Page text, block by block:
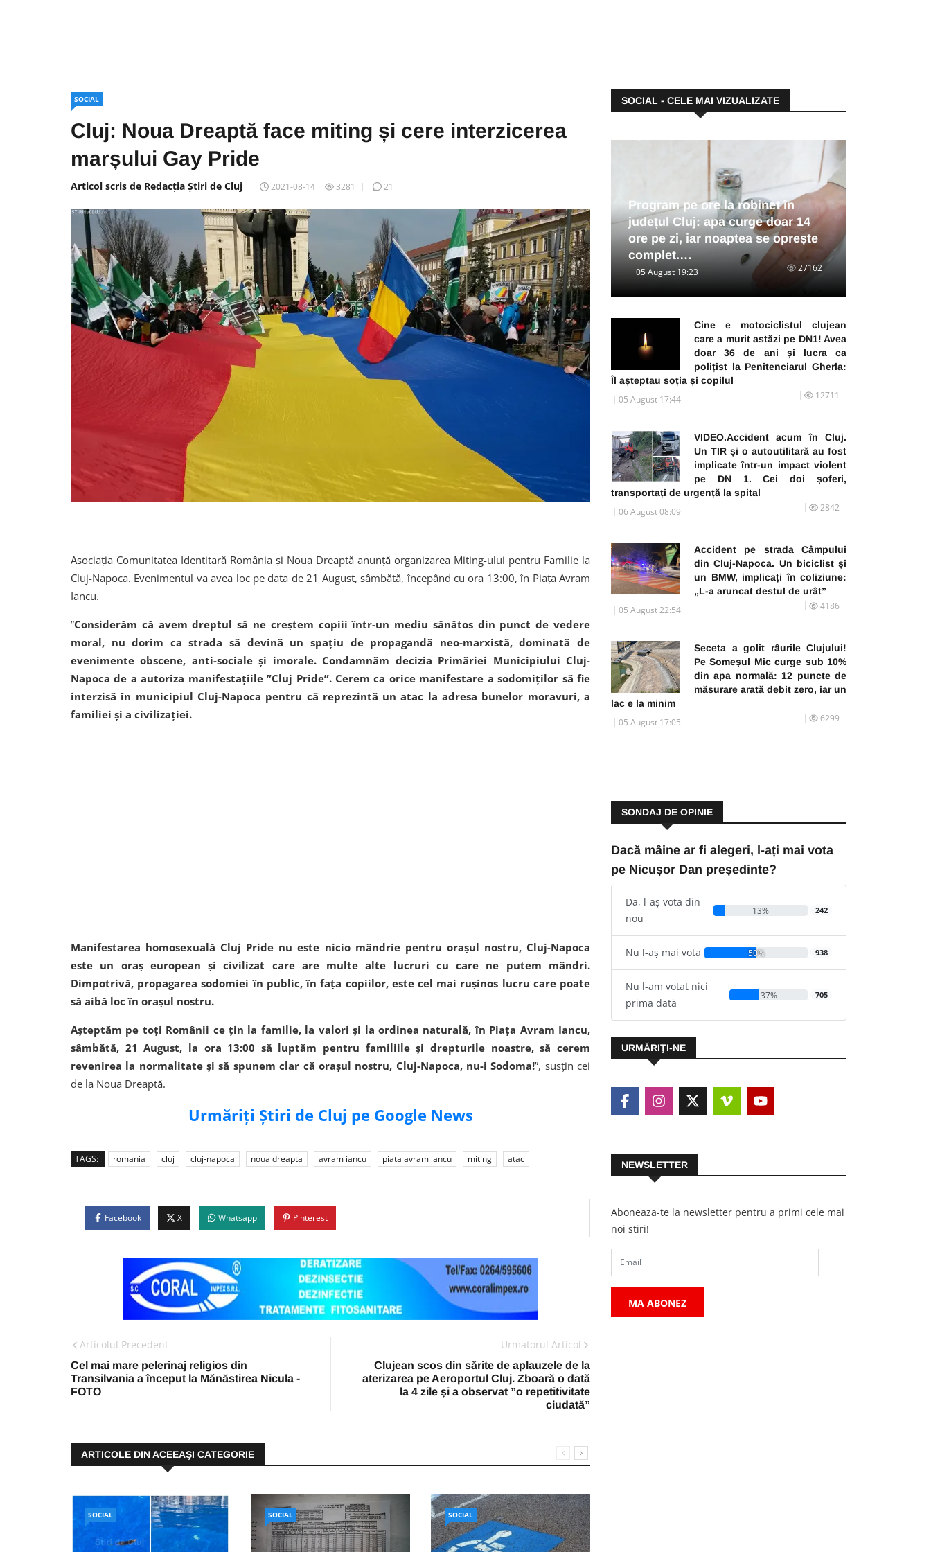
SOCIAL
Cluj: Noua Dreaptă face miting și cere interzicerea
marșului Gay Pride
Articol scris de Redacția Știri de Cluj 2021-08-14 3281 21
Asociația Comunitatea Identitară România și Noua Dreaptă anunță organizarea Miting-ului pentru Familie la
Cluj-Napoca. Evenimentul va avea loc pe data de 21 August, sâmbătă, începând cu ora 13:00, în Piața Avram
Iancu.
”Considerăm că avem dreptul să ne creștem copiii într-un mediu sănătos din punct de vedere
moral, nu dorim ca strada să devină un spațiu de propagandă neo-marxistă, dominată de
evenimente obscene, anti-sociale și imorale. Condamnăm decizia Primăriei Municipiului Cluj-
Napoca de a autoriza manifestațiile ”Cluj Pride”. Cerem ca orice manifestare a sodomiților să fie
interzisă în municipiul Cluj-Napoca pentru că reprezintă un atac la adresa bunelor moravuri, a
familiei și a civilizației.
Manifestarea homosexuală Cluj Pride nu este nicio mândrie pentru orașul nostru, Cluj-Napoca
este un oraș european și civilizat care are multe alte lucruri cu care ne putem mândri.
Dimpotrivă, propagarea sodomiei în public, în fața copiilor, este cel mai rușinos lucru care poate
să aibă loc în orașul nostru.
Așteptăm pe toți Românii ce țin la familie, la valori și la ordinea naturală, în Piața Avram Iancu,
sâmbătă, 21 August, la ora 13:00 să luptăm pentru familiile și drepturile noastre, să cerem
revenirea la normalitate și să spunem clar că orașul nostru, Cluj-Napoca, nu-i Sodoma!”, susțin cei
de la Noua Dreaptă.
Urmăriți Știri de Cluj pe Google News
TAGS: romania cluj cluj-napoca noua dreapta avram iancu piata avram iancu miting atac
Facebook X Whatsapp Pinterest
Articolul Precedent
Cel mai mare pelerinaj religios din
Transilvania a început la Mănăstirea Nicula -
FOTO
Urmatorul Articol
Clujean scos din sărite de aplauzele de la
aterizarea pe Aeroportul Cluj. Zboară o dată
la 4 zile și a observat ”o repetitivitate
ciudată”
ARTICOLE DIN ACEEAŞI CATEGORIE
SOCIAL SOCIAL SOCIAL
SOCIAL - CELE MAI VIZUALIZATE
Program pe ore la robinet în
județul Cluj: apa curge doar 14
ore pe zi, iar noaptea se oprește
complet.…
05 August 19:23 27162
Cine e motociclistul clujean
care a murit astăzi pe DN1! Avea
doar 36 de ani și lucra ca
polițist la Penitenciarul Gherla:
Îl așteptau soția și copilul
05 August 17:44 12711
VIDEO.Accident acum în Cluj.
Un TIR și o autoutilitară au fost
implicate într-un impact violent
pe DN 1. Cei doi șoferi,
transportați de urgență la spital
06 August 08:09 2842
Accident pe strada Câmpului
din Cluj-Napoca. Un biciclist și
un BMW, implicați în coliziune:
„L-a aruncat destul de urât”
05 August 22:54 4186
Seceta a golit râurile Clujului!
Pe Someșul Mic curge sub 10%
din apa normală: 12 puncte de
măsurare arată debit zero, iar un
lac e la minim
05 August 17:05 6299
SONDAJ DE OPINIE
Dacă mâine ar fi alegeri, l-ați mai vota
pe Nicușor Dan președinte?
Da, l-aș vota din
nou
13% 242
Nu l-aș mai vota 50% 938
Nu l-am votat nici
prima dată
37% 705
URMĂRIŢI-NE
NEWSLETTER
Aboneaza-te la newsletter pentru a primi cele mai
noi stiri!
MA ABONEZ